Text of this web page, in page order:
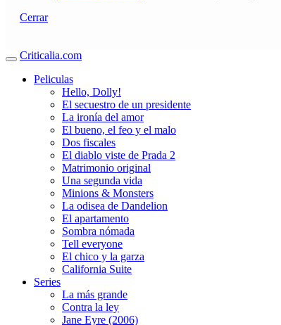
Cerrar
Criticalia.com
Peliculas
Hello, Dolly!
El secuestro de un presidente
La ironía del amor
El bueno, el feo y el malo
Dos fiscales
El diablo viste de Prada 2
Matrimonio original
Una segunda vida
Minions & Monsters
La odisea de Dandelion
El apartamento
Sombra nómada
Tell everyone
El chico y la garza
California Suite
Series
La más grande
Contra la ley
Jane Eyre (2006)